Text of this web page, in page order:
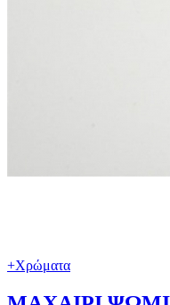
+Χρώματα